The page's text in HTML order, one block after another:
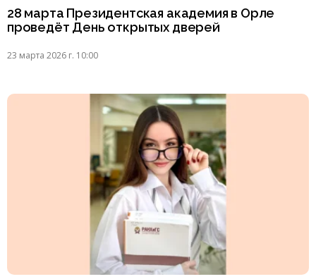
28 марта Президентская академия в Орле
проведёт День открытых дверей
23 марта 2026 г. 10:00